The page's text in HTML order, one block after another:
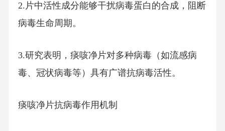
2.片中活性成分能够干扰病毒蛋白的合成，阻断
病毒生命周期。
3.研究表明，痰咳净片对多种病毒（如流感病
毒、冠状病毒等）具有广谱抗病毒活性。
痰咳净片抗病毒作用机制